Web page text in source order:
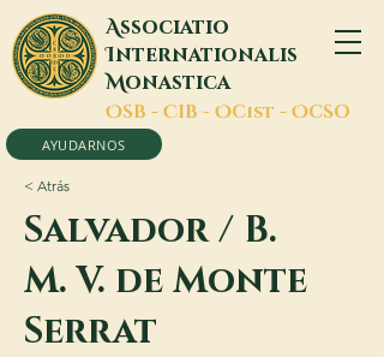
Associatio
Internationalis
Monastica
OSB - CIB - OCist - OCSO
AYUDARNOS
< Atrás
Salvador / B.
M. V. de Monte
Serrat